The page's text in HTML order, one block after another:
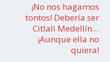
¡No nos hagamos
tontos! Debería ser
Citlali Medellín…
¡Aunque ella no
quiera!